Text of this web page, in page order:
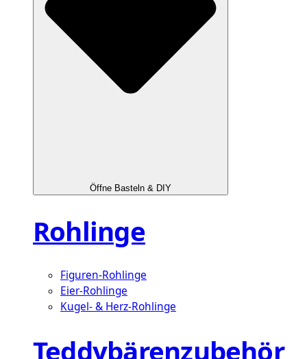
Öffne Basteln & DIY
Rohlinge
Figuren-Rohlinge
Eier-Rohlinge
Kugel- & Herz-Rohlinge
Teddybärenzubehör